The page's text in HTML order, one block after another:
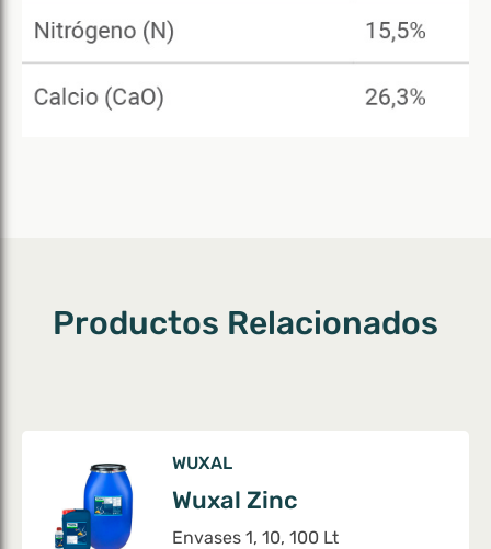
Productos Relacionados
WUXAL
Wuxal Zinc
Envases 1, 10, 100 Lt